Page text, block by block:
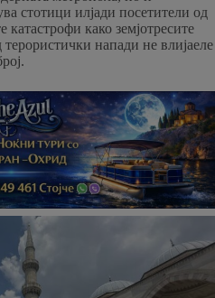
стотици илјади посетители од
како земјотресите
напади не влијаеле